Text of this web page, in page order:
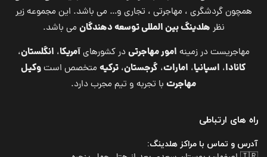
همچون گردشگری ، مهاجرتی ، تجاری و… می باشد. این مجموعه زیر
نظر هلدینگ بین المللی توسعه دهندگان می باشد.
مهاجریست در زمینه امور مهاجرتیدر کشورهایآمریکا، انگلستان،
کانادا، اسپانیا، امارات، گرجستان، ترکیه متخصص استوکیل
مهاجرت با تجربه و تیم مجرب دارد.
راه های ارتباطی
آدرس و تماس با مراکز هلدینگ: